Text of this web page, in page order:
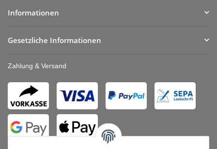
Informationen
Gesetzliche Informationen
Zahlung & Versand